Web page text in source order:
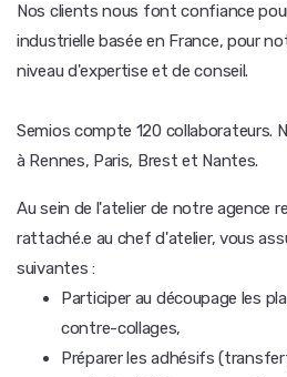
Nos clients nous font confiance
industrielle basée en France, pour
niveau d'expertise et de conseil.
Semios compte 120 collaborateurs.
à Rennes, Paris, Brest et Nantes.
Au sein de l'atelier de notre agence
rattaché.e au chef d'atelier, vous
suivantes :
Participer au découpage les
contre-collages,
Préparer les adhésifs